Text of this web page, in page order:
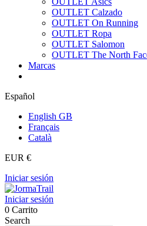
OUTLET Calzado
OUTLET On Running
OUTLET Ropa
OUTLET Salomon
OUTLET The North
Marcas
Español
English GB
Français
Català
EUR €
Iniciar sesión
Iniciar sesión
0 Carrito
Search